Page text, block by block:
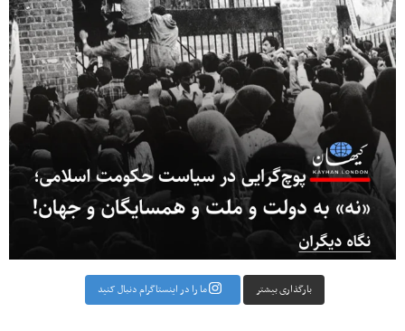
بارگذاری بیشتر ما را در اینستاگرام دنبال کنید